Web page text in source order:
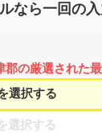
なら一回の
郡の厳選された